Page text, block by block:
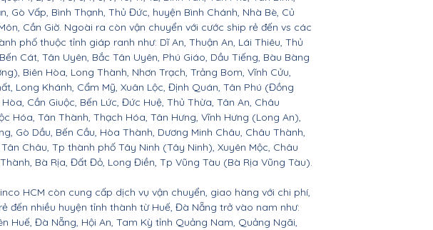
Gò Vấp, Bình Thạnh, Thủ Đức, huyện Bình Chánh, Nhà Bè, Củ
Cần Giờ. Ngoài ra còn vận chuyển với cước ship rẻ đến vs các
phố thuộc tỉnh giáp ranh như: Dĩ An, Thuận An, Lái Thiêu, Thủ
Cát, Tân Uyên, Bắc Tân Uyên, Phú Giáo, Dầu Tiếng, Bàu Bàng
Biên Hòa, Long Thành, Nhơn Trạch, Trảng Bom, Vĩnh Cửu,
Long Khánh, Cẩm Mỹ, Xuân Lộc, Định Quán, Tân Phú (Đồng
Cần Giuộc, Bến Lức, Đức Huệ, Thủ Thừa, Tân An, Châu
Hóa, Tân Thành, Thạch Hóa, Tân Hưng, Vĩnh Hưng (Long An),
Gò Dầu, Bến Cầu, Hòa Thành, Dương Minh Châu, Châu Thành,
Châu, Tp thành phố Tây Ninh (Tây Ninh), Xuyên Mộc, Châu
Bà Rịa, Đất Đỏ, Long Điền, Tp Vũng Tàu (Bà Rịa Vũng Tàu).
HCM còn cung cấp dịch vụ vận chuyển, giao hàng với chi phí,
đến nhiều huyện tỉnh thành từ Huế, Đà Nẵng trở vào nam như:
Huế, Đà Nẵng, Hội An, Tam Kỳ tỉnh Quảng Nam, Quảng Ngãi,